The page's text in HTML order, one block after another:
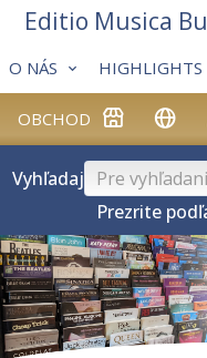
OBCHOD
O NÁS HIGHLIGHTS
Editio Musica
Vyhľadaj
Prezrite